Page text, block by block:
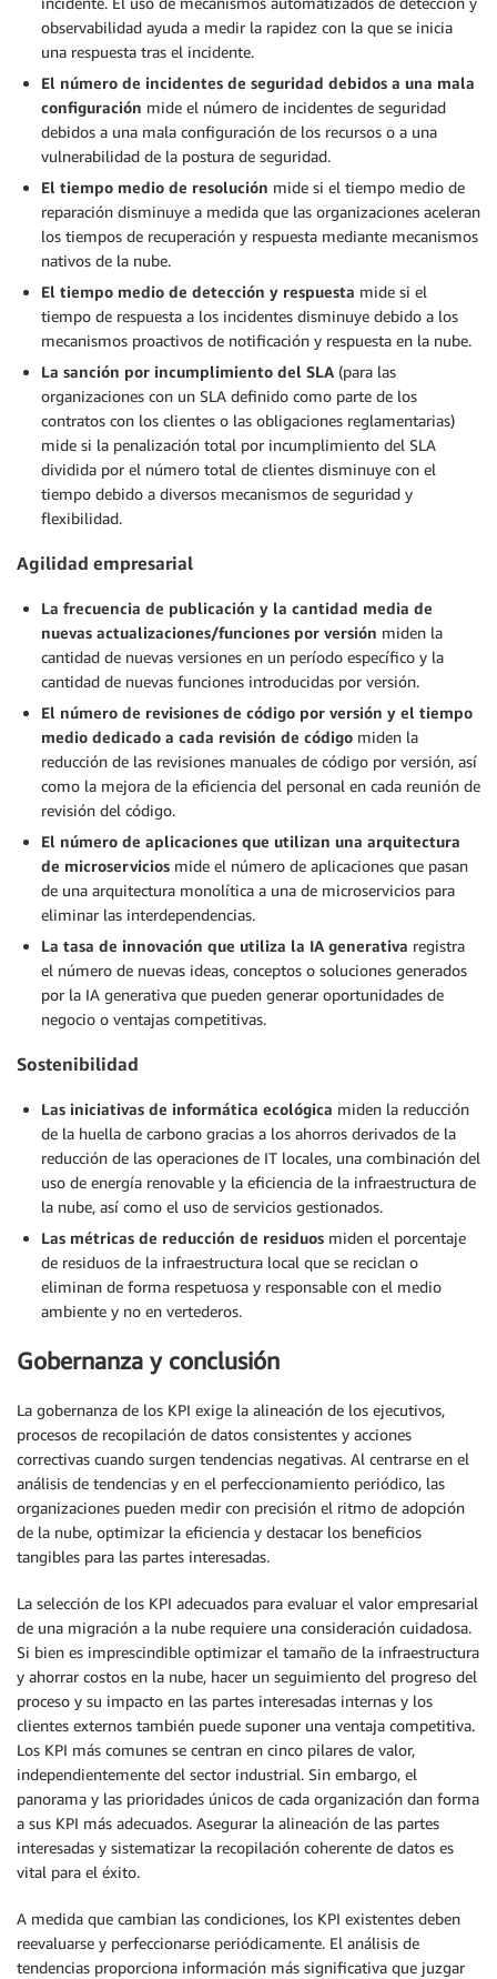
observabilidad ayuda a medir la rapidez con la que se inicia
una respuesta tras el incidente.
El número de incidentes de seguridad debidos a una mala
configuración mide el número de incidentes de seguridad
debidos a una mala configuración de los recursos o a una
vulnerabilidad de la postura de seguridad.
El tiempo medio de resolución mide si el tiempo medio de
reparación disminuye a medida que las organizaciones aceleran
los tiempos de recuperación y respuesta mediante mecanismos
nativos de la nube.
El tiempo medio de detección y respuesta mide si el
tiempo de respuesta a los incidentes disminuye debido a los
mecanismos proactivos de notificación y respuesta en la nube.
La sanción por incumplimiento del SLA (para las
organizaciones con un SLA definido como parte de los
contratos con los clientes o las obligaciones reglamentarias)
mide si la penalización total por incumplimiento del SLA
dividida por el número total de clientes disminuye con el
tiempo debido a diversos mecanismos de seguridad y
flexibilidad.
Agilidad empresarial
La frecuencia de publicación y la cantidad media de
nuevas actualizaciones/funciones por versión miden la
cantidad de nuevas versiones en un período específico y la
cantidad de nuevas funciones introducidas por versión.
El número de revisiones de código por versión y el tiempo
medio dedicado a cada revisión de código miden la
reducción de las revisiones manuales de código por versión, así
como la mejora de la eficiencia del personal en cada reunión de
revisión del código.
El número de aplicaciones que utilizan una arquitectura
de microservicios mide el número de aplicaciones que pasan
de una arquitectura monolítica a una de microservicios para
eliminar las interdependencias.
La tasa de innovación que utiliza la IA generativa registra
el número de nuevas ideas, conceptos o soluciones generados
por la IA generativa que pueden generar oportunidades de
negocio o ventajas competitivas.
Sostenibilidad
Las iniciativas de informática ecológica miden la reducción
de la huella de carbono gracias a los ahorros derivados de la
reducción de las operaciones de IT locales, una combinación del
uso de energía renovable y la eficiencia de la infraestructura de
la nube, así como el uso de servicios gestionados.
Las métricas de reducción de residuos miden el porcentaje
de residuos de la infraestructura local que se reciclan o
eliminan de forma respetuosa y responsable con el medio
ambiente y no en vertederos.
Gobernanza y conclusión
La gobernanza de los KPI exige la alineación de los ejecutivos,
procesos de recopilación de datos consistentes y acciones
correctivas cuando surgen tendencias negativas. Al centrarse en el
análisis de tendencias y en el perfeccionamiento periódico, las
organizaciones pueden medir con precisión el ritmo de adopción
de la nube, optimizar la eficiencia y destacar los beneficios
tangibles para las partes interesadas.
La selección de los KPI adecuados para evaluar el valor empresarial
de una migración a la nube requiere una consideración cuidadosa.
Si bien es imprescindible optimizar el tamaño de la infraestructura
y ahorrar costos en la nube, hacer un seguimiento del progreso del
proceso y su impacto en las partes interesadas internas y los
clientes externos también puede suponer una ventaja competitiva.
Los KPI más comunes se centran en cinco pilares de valor,
independientemente del sector industrial. Sin embargo, el
panorama y las prioridades únicos de cada organización dan forma
a sus KPI más adecuados. Asegurar la alineación de las partes
interesadas y sistematizar la recopilación coherente de datos es
vital para el éxito.
A medida que cambian las condiciones, los KPI existentes deben
reevaluarse y perfeccionarse periódicamente. El análisis de
tendencias proporciona información más significativa que juzgar